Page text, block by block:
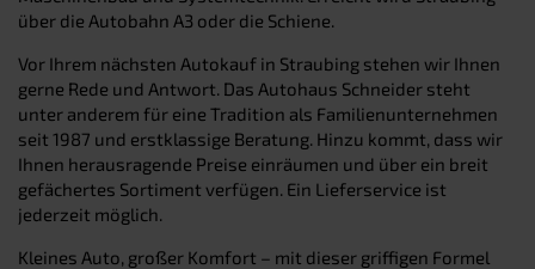
über die Autobahn A3 oder die Schiene.
Vor Ihrem nächsten Autokauf in Straubing stehen wir Ihnen
gerne Rede und Antwort. Das Autohaus Schneider steht
unter anderem für eine Tradition als Familienunternehmen
seit 1987 und erstklassige Beratung. Hinzu kommt, dass wir
Ihnen herausragende Preise einräumen und über ein breit
gefächertes Sortiment verfügen. Ein Lieferservice ist
jederzeit möglich.
Kleines Auto, großer Komfort – mit dieser griffigen Formel